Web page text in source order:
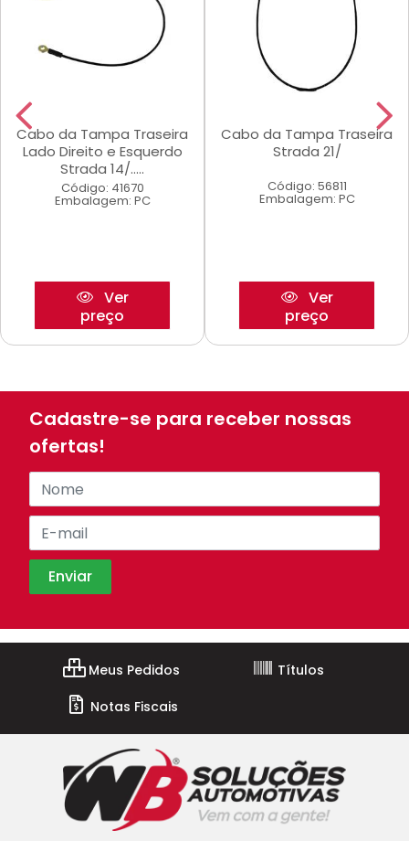
Cabo da Tampa Traseira
Lado Direito e Esquerdo
Strada 14/.....
Código: 41670
Embalagem: PC
Ver
preço
Cabo da Tampa Traseira
Strada 21/
Código: 56811
Embalagem: PC
Ver
preço
Cadastre-se para receber nossas
ofertas!
Meus Pedidos
Títulos
Notas Fiscais